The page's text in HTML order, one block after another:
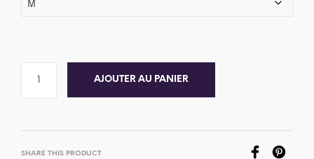
AJOUTER AU PANIER
SHARE THIS PRODUCT